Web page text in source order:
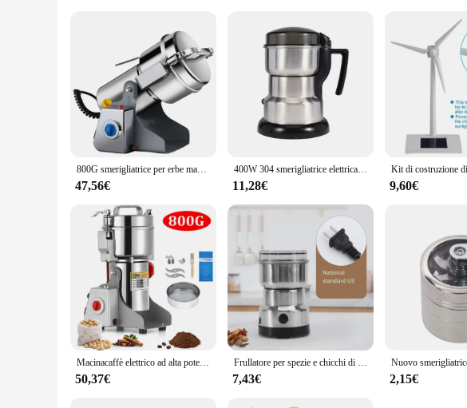
The fresa zekra endo Macinacaffè is not just a tool for professionals; it's also
and home settings. The comprehensive set of tools included with the grinder
upgrade your grinding equipment or a home enthusiast who appreciates the finer
800G smerigliatrice per erbe macchina per caffè grano spezie mulino medicina miscelatore per grano smerigliatrice per alimenti secchi grande capacità in acciaio inossidabile
47,56€
400W 304 smerigliatrice elettrica in acciaio a otto pagine lama elettrica a macinazione rapida multifunzione Smash Machine fagioli di riso frullatore domestico
11,28€ 9,60€
Macinacaffè elettrico ad alta potenza da cucina cereali noci fagioli spezie grani smerigliatrice macchina macinacaffè domestico multifunzionale
50,37€
Frullatore per spezie e chicchi di noci, cucina, lama per tagliare il caffè multifunzionale, smerigliatrice per cereali, macinacaffè elettrico domestico
7,43€ 2,15€